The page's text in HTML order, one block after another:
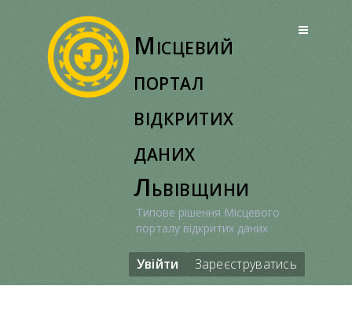
Місцевий
портал
відкритих
даних
Львівщини
Типове рішення Місцевого
порталу відкритих даних
Увійти Зареєструватись